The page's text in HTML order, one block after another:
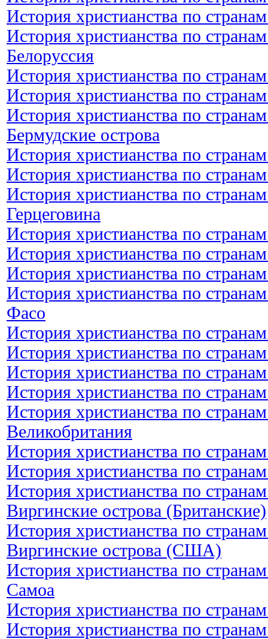
История христианства по
История христианства по
Белоруссия
История христианства по
История христианства по
История христианства по
Бермудские острова
История христианства по
История христианства по
История христианства по
Герцеговина
История христианства по
История христианства по
История христианства по
История христианства по
Фасо
История христианства по
История христианства по
История христианства по
История христианства по
История христианства по
Великобритания
История христианства по
История христианства по
История христианства по
Виргинские острова (Британские)
История христианства по
Виргинские острова (США)
История христианства по
Самоа
История христианства по
История христианства по